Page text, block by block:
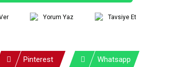
Yorum Yaz Tavsiye Et
Pinterest Whatsapp